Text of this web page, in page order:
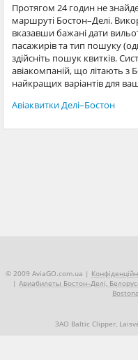
Протягом 24 годин не
маршруті Бостон–Делі.
вказавши бажані дати
пасажирів та тип пошуку
здійсніть пошук квитків.
авіакомпаній, що літають з
найкращих варіантів для
Авіаквитки Делі–Бостон
© 2009 AviaGO.com.ua |
| Авиабилеты Бостон–Делі,
ЗАО Baltic Clipper,